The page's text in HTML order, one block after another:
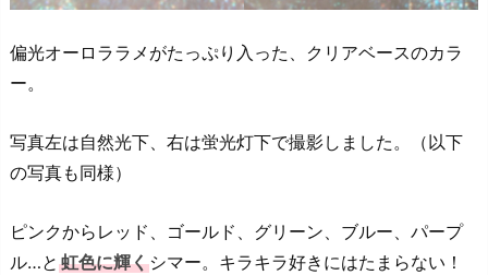
偏光オーロララメがたっぷり入った、クリアベースのカラ
ー。
写真左は自然光下、右は蛍光灯下で撮影しました。（以下
の写真も同様）
ピンクからレッド、ゴールド、グリーン、ブルー、パープ
ル…と 虹色に輝くシマー。キラキラ好きにはたまらない！